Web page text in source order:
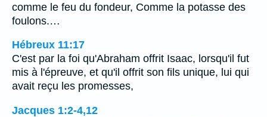
comme le feu du fondeur, Comme la potasse des
foulons.…
Hébreux 11:17
C'est par la foi qu'Abraham offrit Isaac, lorsqu'il fut
mis à l'épreuve, et qu'il offrit son fils unique, lui qui
avait reçu les promesses,
Jacques 1:2-4,12